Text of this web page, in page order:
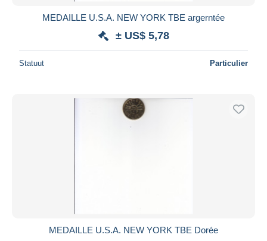
MEDAILLE U.S.A. NEW YORK TBE argerntée
± US$ 5,78
Statuut Particulier
MEDAILLE U.S.A. NEW YORK TBE Dorée